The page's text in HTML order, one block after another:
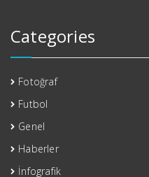
Categories
Fotoğraf
Futbol
Genel
Haberler
İnfografik